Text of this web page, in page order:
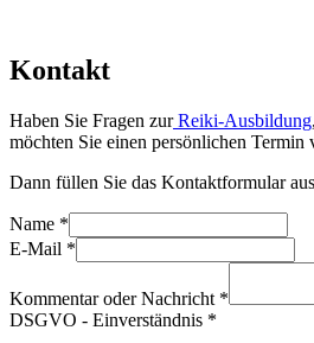
Kontakt
Haben Sie Fragen zurReiki-Ausbildung,
möchten Sie einen persönlichen Termin
Dann füllen Sie das Kontaktformular
Name *
E-Mail *
Kommentar oder Nachricht *
DSGVO - Einverständnis *